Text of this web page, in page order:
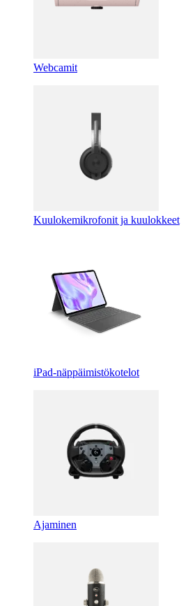
Webcamit
Kuulokemikrofonit ja kuulokkeet
iPad-näppäimistökotelot
Ajaminen